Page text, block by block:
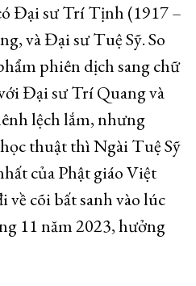
Đại sư Trí Tịnh (1917 –
và Đại sư Tuệ Sỹ. So
phiên dịch sang chữ
Đại sư Trí Quang và
lệch lắm, nhưng
thuật thì Ngài Tuệ Sỹ
của Phật giáo Việt
cõi bất sanh vào lúc
11 năm 2023, hưởng